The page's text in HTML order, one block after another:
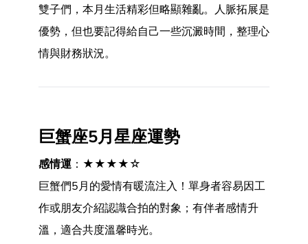
雙子們，本月生活精彩但略顯雜亂。人脈拓展是
優勢，但也要記得給自己一些沉澱時間，整理心
情與財務狀況。
巨蟹座5月星座運勢
感情運 ：★★★★☆
巨蟹們5月的愛情有暖流注入！單身者容易因工
作或朋友介紹認識合拍的對象；有伴者感情升
溫，適合共度溫馨時光。